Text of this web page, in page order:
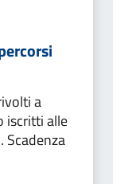
a
iscritti alle
Scadenza